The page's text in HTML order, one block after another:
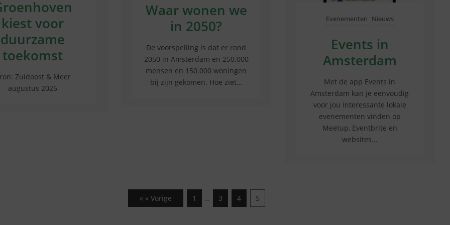
kiest voor
duurzame
toekomst
Zuidoost & Meer
augustus 2025
Waar wonen we
in 2050?
De voorspelling is dat er rond
2050 in Amsterdam en 250.000
mensen en 150.000 woningen
bij zijn gekomen. Hoe ziet...
Evenementen Nieuws
Events in
Amsterdam
Met de app Events in
Amsterdam kan je eenvoudig
voor jou interessante lokale
evenementen vinden op
Meetup, Eventbrite en
websites...
« « Vorige 1 … 3 4 5